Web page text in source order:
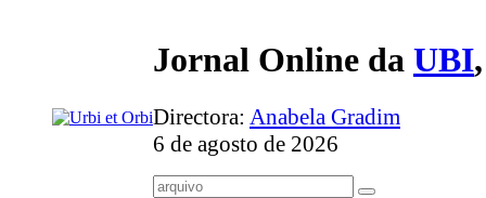
Jornal Online da UBI
Directora: Anabela Gradim
6 de agosto de 2026